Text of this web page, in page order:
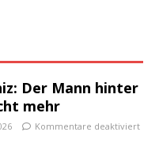
Der Mann hinter
mehr
Kommentare deaktiviert